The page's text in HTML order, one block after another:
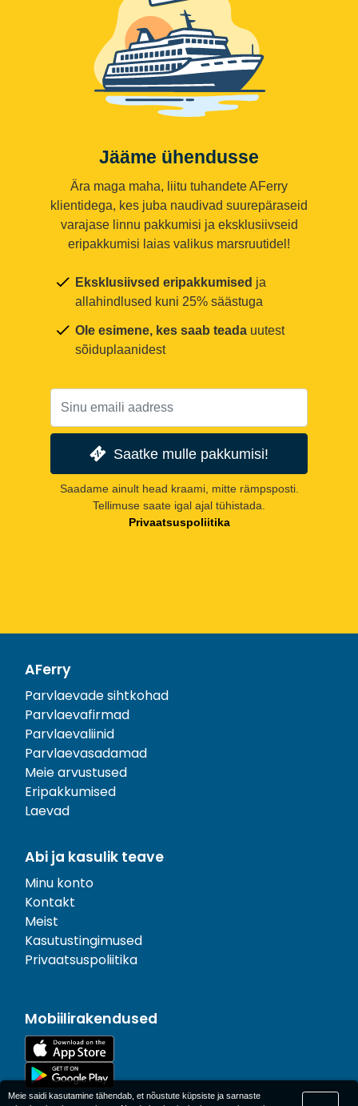
Jääme ühendusse
Ära maga maha, liitu tuhandete AFerry
klientidega, kes juba naudivad suurepäraseid
varajase linnu pakkumisi ja eksklusiivseid
eripakkumisi laias valikus marsruutidel!
Eksklusiivsed eripakkumised ja
allahindlused kuni 25% säästuga
Ole esimene, kes saab teada uutest
sõiduplaanidest
Saatke mulle pakkumisi!
Saadame ainult head kraami, mitte rämpsposti.
Tellimuse saate igal ajal tühistada.
Privaatsuspoliitika
AFerry
Parvlaevade sihtkohad
Parvlaevafirmad
Parvlaevaliinid
Parvlaevasadamad
Meie arvustused
Eripakkumised
Laevad
Abi ja kasulik teave
Minu konto
Kontakt
Meist
Kasutustingimused
Privaatsuspoliitika
Mobiilirakendused
Meie saidi kasutamine tähendab, et nõustute küpsiste ja sarnaste